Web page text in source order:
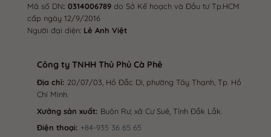
Mã số DN: 0314006789do Sở Kế hoạch và Đầu tư Tp.HCM
cấp ngày 12/9/2016
Người đại diện: Lê Anh Việt
Công ty TNHH Thủ Phủ Cà Phê
Địa chỉ: 20/07/03, Hồ Đắc Di, phường Tây Thạnh, Tp. Hồ
Chí Minh.
Xưởng sản xuất: Buôn Rư, xã Cư Suê, Tỉnh Đắk Lắk.
Điện thoại: +84-935 36 65 65